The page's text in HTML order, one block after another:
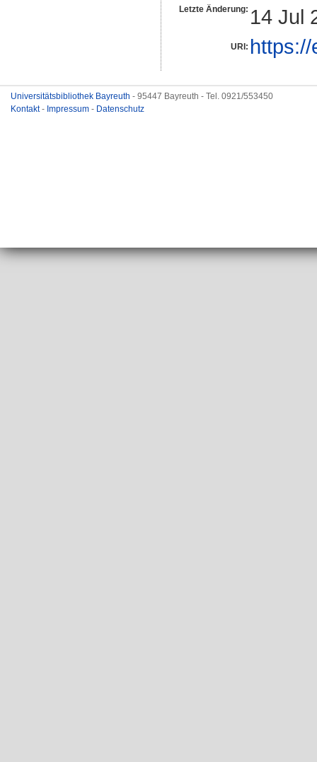
Letzte Änderung: 14 Jul
URI:
Universitätsbibliothek Bayreuth - 95447 Bayreuth - Tel. 0921/553450
Kontakt- Impressum - Datenschutz